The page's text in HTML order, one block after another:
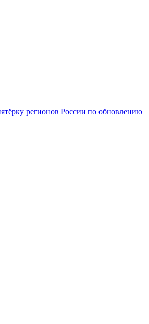
регионов России по обновлению